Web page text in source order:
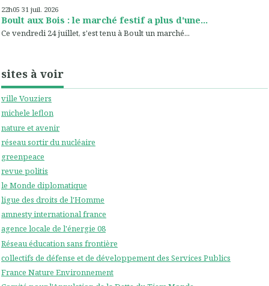
22h05 31 juil. 2026
Boult aux Bois : le marché festif a plus d'une...
Ce vendredi 24 juillet, s'est tenu à Boult un marché...
sites à voir
ville Vouziers
michele leflon
nature et avenir
réseau sortir du nucléaire
greenpeace
revue politis
le Monde diplomatique
ligue des droits de l'Homme
amnesty international france
agence locale de l'énergie 08
Réseau éducation sans frontière
collectifs de défense et de développement des Services Publics
France Nature Environnement